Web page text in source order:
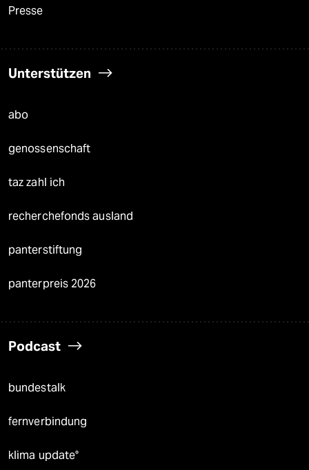
Presse
Unterstützen
abo
genossenschaft
taz zahl ich
recherchefonds ausland
panterstiftung
panterpreis 2026
Podcast
bundestalk
fernverbindung
klima update°